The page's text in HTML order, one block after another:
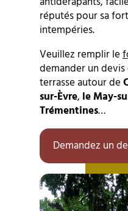
réputés pour sa
intempéries.
Veuillez remplir le
demander un devis
terrasse autour de
sur-Èvre, le May-
Trémentines…
Demandez un